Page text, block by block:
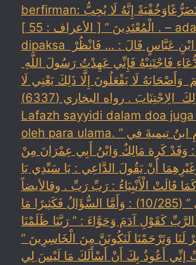
berfirman: ادْعُوا رَبَّكُمْ تَضَرُّعًاوَخُفْيَةً إِنَّهُ لَا يُحِبُّ
الْمُعْتَدِينَ ” [ الأعراف : 55 ] . – ada sajak yang
dipaksa ‏عَنْ‏‏عِكْرِمَةَ ‏، ‏عَنْ ‏ ‏ابْنِ عَبَّاسٍ ‏‏قَالَ : … فَانْظُرْ ‏‏
فَاجْتَنِبْهُ فَإِنِّي عَهِدْتُ رَسُولَ اللَّهِ
‏وَأَصْحَابَهُ لَا يَفْعَلُونَ إِلَّا ذَلِكَ ‏‏يَعْنِي لَا
يَفْعَلُونَ إِلَّا ذَلِكَ ‏ ‏الِاجْتِنَابَ . رواه البخاري (6337) .
Lafazh sayyidi dalam doa
oleh para ulama. قال شيخُ الإسلامِ ابنُ تيميةَ في ”
” (1/207) : وَقَدْ كَرِهَ مَالِكٌ وَابْنُ أَبِي عِمْرَانَ مِنْ
أَنْ يَقُولَ الدَّاعِي : يَا سَيِّدِي يَا
قَالَتْ الْأَنْبِيَاءُ : رَبِّ رَبِّ . وقالأيضاً
في ” الفتاوى ” (10/285) : وَأَمَّا السُّؤَالُ فَكَثِيرًا مَا
كَقَوْلِ آدَمَ وَحَوَّاءَ : ” رَبَّنَا ظَلَمْنَا
لَنَا وَتَرْحَمْنَا لَنَكُونَنَّ مِنَ الْخَاسِرِينَ ”
إنِّي أَعُوذُ بِكَ أَنْ أَسْأَلَكَ مَا لَيْسَ لِي